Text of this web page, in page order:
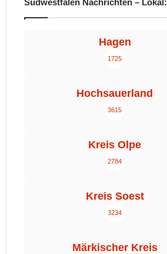
Südwestfalen Nachrichten – Lokal:
Hagen
1725
Hochsauerland
3615
Kreis Olpe
2784
Kreis Soest
3234
Märkischer Kreis